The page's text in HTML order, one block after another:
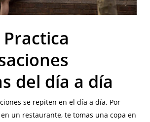
Practica
del día a día
se repiten en el día a día. Por
un restaurante, te tomas una copa en